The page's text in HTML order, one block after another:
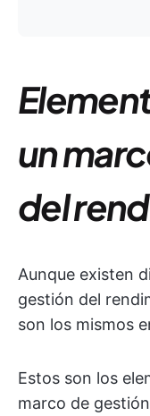
un
del
Aunque existen
gestión del
son los mismos
Estos son los
marco de